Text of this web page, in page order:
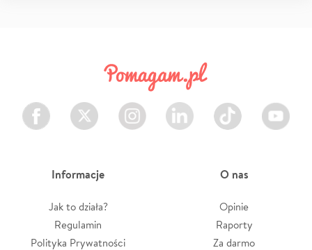
Facebook Twitter Instagram LinkedIn TikTok Youtube
Informacje
Jak to działa?
Regulamin
Polityka Prywatności
O nas
Opinie
Raporty
Za darmo